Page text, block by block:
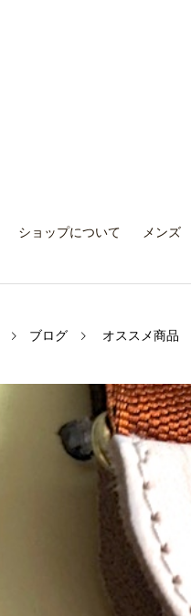
ショップについて メンズ
ブログ オススメ商品